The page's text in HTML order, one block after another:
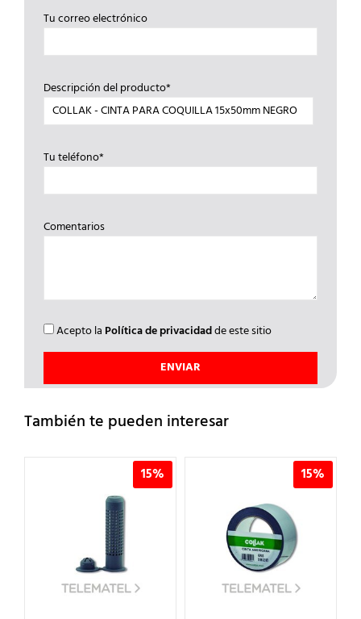
Tu correo electrónico
Descripción del producto*
Tu teléfono*
Comentarios
Acepto la Política de privacidadde este sitio
También te pueden interesar
15% 15%